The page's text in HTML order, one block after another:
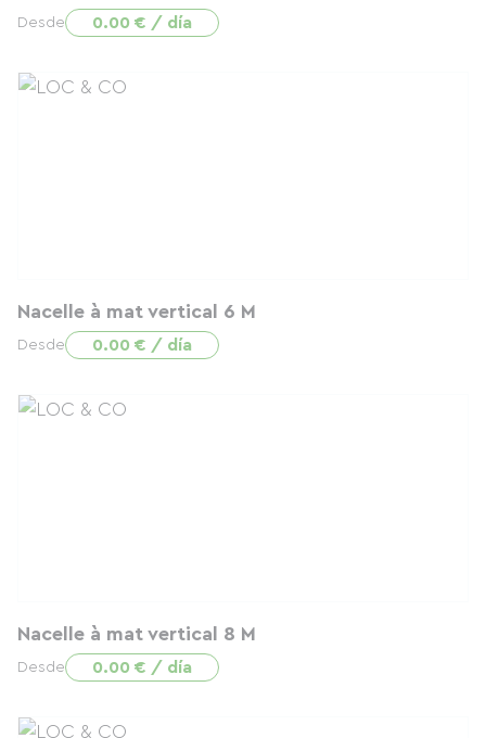
Desde 0.00 € / día
Nacelle à mat vertical 6 M
Desde 0.00 € / día
Nacelle à mat vertical 8 M
Desde 0.00 € / día